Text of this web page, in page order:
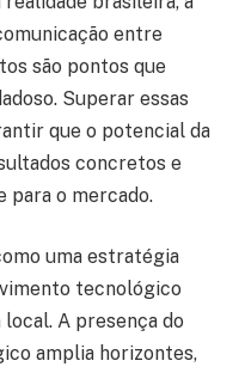
entre
são pontos que
Superar essas
que o potencial da
concretos e
para o mercado.
uma estratégia
tecnológico
A presença do
amplia horizontes,